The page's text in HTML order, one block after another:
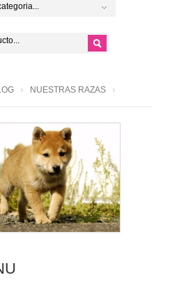
NUESTRAS RAZAS